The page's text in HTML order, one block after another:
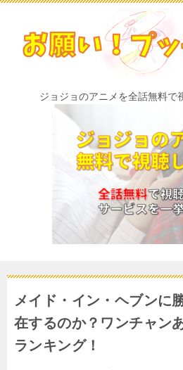
ジョジョのアニメを全話無料で
メイド・イン・ヘブンに
在するのか？ワンチャン
ランキング！